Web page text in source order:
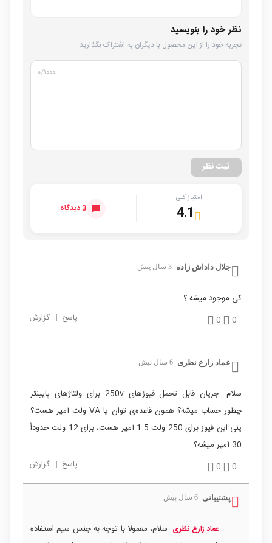
نظر خود را بنویسید
تجربه خود را از این محصول با دیگران به اشتراک بگذارید.
۰/۱۰۰۰
ثبت نظر
امتیاز کلی
4.1 3 دیدگاه
جلال داداش زاده 3 سال پیش
کی موجود میشه ؟
0
0 پاسخ | گزارش
عماد زارع نظری 6 سال پیش
سلام. جریان قابل تحمل فیوزهای 250v برای ولتاژهای پایینتر
چطور حساب میشه؟ همون قاعده‌ی توان یا VA ولت آمپر هست؟
ینی این فیوز برای 250 ولت 1.5 آمپر هست، برای 12 ولت حدوداً
30 آمپر میشه؟
0
0 پاسخ | گزارش
پشتیبانی 6 سال پیش
عماد زارع نظری سلام، معمولا با توجه به جنس سیم استفاده